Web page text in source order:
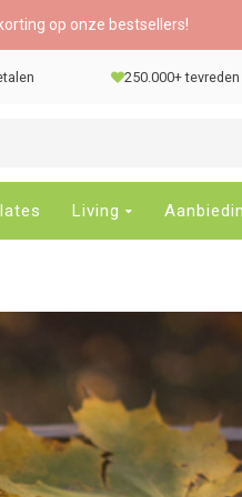
op onze bestsellers!
250.000+
Living